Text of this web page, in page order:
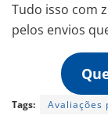
Tudo isso com
pelos envios
Tags: Avaliações